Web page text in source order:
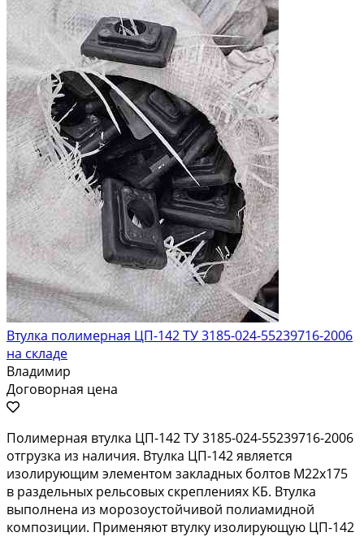
Втулка полимерная ЦП-142 ТУ 3185-024-55239716-2006
на складе
Владимир
Договорная цена
Полимерная втулка ЦП-142 ТУ 3185-024-55239716-2006
отгрузка из наличия. Втулка ЦП-142 является
изолирующим элементом закладных болтов М22х175
в раздельных рельсовых скреплениях КБ. Втулка
выполнена из морозоустойчивой полиамидной
композиции. Применяют втулку изолирующую ЦП-142